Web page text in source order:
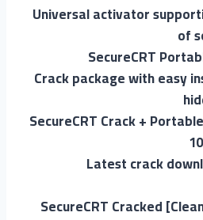
Universal activator
of
SecureCRT
Crack package with easy
SecureCRT Crack +
Latest crack
SecureCRT Cracked